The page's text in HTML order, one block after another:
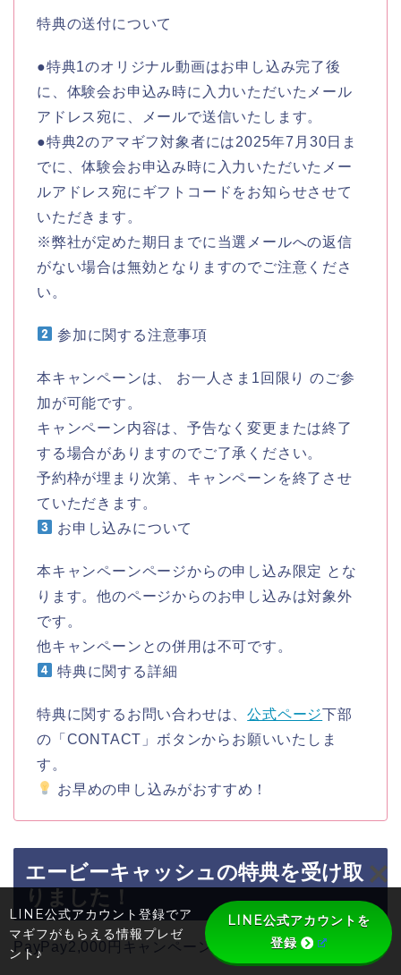
特典の送付について
●特典1のオリジナル動画はお申し込み完了後
に、体験会お申込み時に入力いただいたメール
アドレス宛に、メールで送信いたします。
●特典2のアマギフ対象者には2025年7月30日ま
でに、体験会お申込み時に入力いただいたメー
ルアドレス宛にギフトコードをお知らせさせて
いただきます。
※弊社が定めた期日までに当選メールへの返信
がない場合は無効となりますのでご注意くださ
い。
参加に関する注意事項
本キャンペーンは、 お一人さま1回限り のご参
加が可能です。
キャンペーン内容は、予告なく変更または終了
する場合がありますのでご了承ください。
予約枠が埋まり次第、キャンペーンを終了させ
ていただきます。
お申し込みについて
本キャンペーンページからの申し込み限定 とな
ります。他のページからのお申し込みは対象外
です。
他キャンペーンとの併用は不可です。
特典に関する詳細
特典に関するお問い合わせは、公式ページ下部
の「CONTACT」ボタンからお願いいたしま
す。
お早めの申し込みがおすすめ！
エービーキャッシュの特典を受け取
りました！
PayPay2,000円キャンペーン時に受け取りました。
LINE公式アカウント登録でア
マギフがもらえる情報プレゼ
ント♪
LINE公式アカウントを
登録